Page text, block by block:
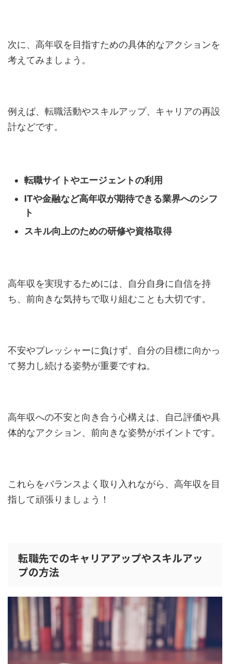
次に、高年収を目指すための具体的なアクションを
考えてみましょう。
例えば、転職活動やスキルアップ、キャリアの再設
計などです。
転職サイトやエージェントの利用
ITや金融など高年収が期待できる業界へのシフ
ト
スキル向上のための研修や資格取得
高年収を実現するためには、自分自身に自信を持
ち、前向きな気持ちで取り組むことも大切です。
不安やプレッシャーに負けず、自分の目標に向かっ
て努力し続ける姿勢が重要ですね。
高年収への不安と向き合う心構えは、自己評価や具
体的なアクション、前向きな姿勢がポイントです。
これらをバランスよく取り入れながら、高年収を目
指して頑張りましょう！
転職先でのキャリアアップやスキルアッ
プの方法